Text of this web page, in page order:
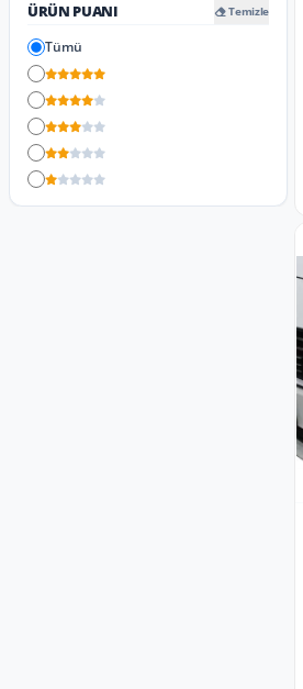
ÜRÜN PUANI Temizle
Tümü
5 Yıldız
4 Yıldız
3 Yıldız
2 Yıldız
1 Yıldız